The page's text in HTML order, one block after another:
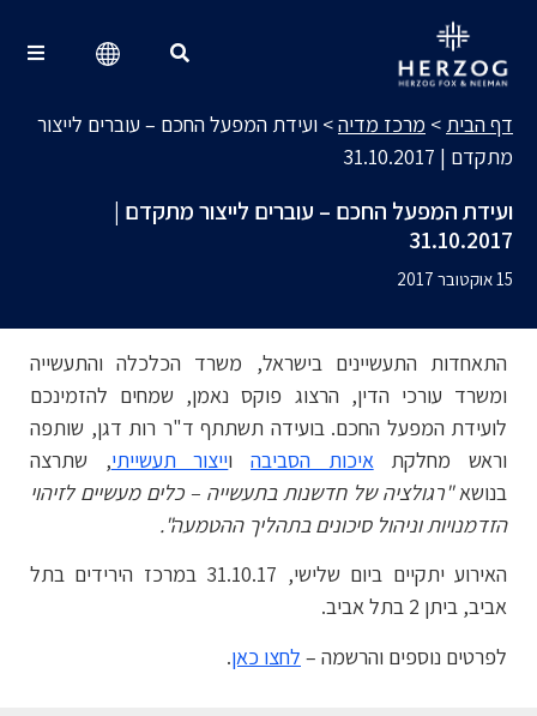
דף הבית > מרכז מדיה> ועידת המפעל החכם – עוברים לייצור
מתקדם | 31.10.2017
ועידת המפעל החכם – עוברים לייצור מתקדם |
31.10.2017
15 אוקטובר 2017
התאחדות התעשיינים בישראל, משרד הכלכלה והתעשייה
ומשרד עורכי הדין, הרצוג פוקס נאמן, שמחים להזמינכם
לועידת המפעל החכם. בועידה תשתתף ד"ר רות דגן, שותפה
וראש מחלקתאיכות הסביבהוייצור תעשייתי, שתרצה
בנושא"רגולציה של חדשנות בתעשייה – כלים מעשיים לזיהוי
הזדמנויות וניהול סיכונים בתהליך ההטמעה".
האירוע יתקיים ביום שלישי, 31.10.17 במרכז הירידים בתל
אביב, ביתן 2 בתל אביב.
לפרטים נוספים והרשמה – לחצו כאן.